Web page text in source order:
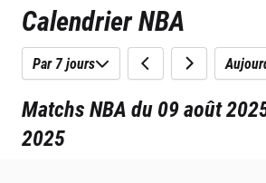
Calendrier NBA
Par 7 jours
Matchs NBA du 09 août
2025